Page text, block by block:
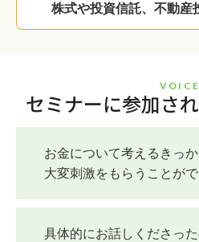
株式や投資信託、 不動産
VOICE
セミナーに参加さ
お金について考えるきっ
大変刺激をもらうことが
具体的にお話しくださっ